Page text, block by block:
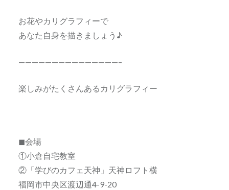
お花やカリグラフィーで
あなた自身を描きましょう♪
———————————————–
楽しみがたくさんあるカリグラフィー
◼会場
①小倉自宅教室
②「学びのカフェ天神」天神ロフト横
福岡市中央区渡辺通4-9-20